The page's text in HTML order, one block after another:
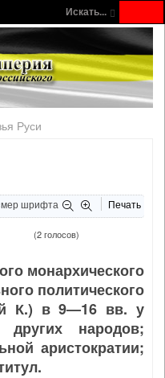
Искать...
Руси
шрифта Печать
(2 голосов)
монархического
политического
К.) в 9—16 вв. у
народов;
аристократии;